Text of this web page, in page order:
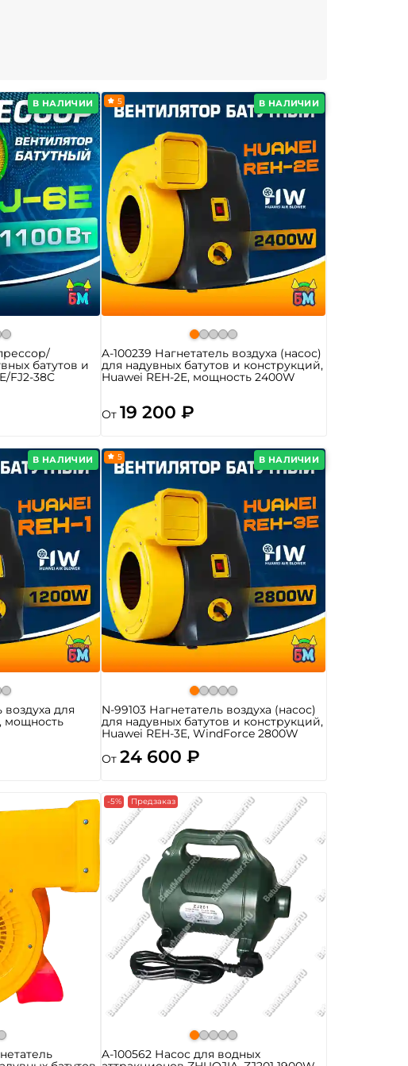
В НАЛИЧИИ
батутов и
FJ2-38C
В НАЛИЧИИ
5
A-100239 Нагнетатель воздуха (насос)
для надувных батутов и конструкций,
Huawei REH-2E, мощность 2400W
От 19 200 ₽
В НАЛИЧИИ
воздуха для
мощность
В НАЛИЧИИ
5
N-99103 Нагнетатель воздуха (насос)
для надувных батутов и конструкций,
Huawei REH-3E, WindForce 2800W
От 24 600 ₽
-5% Предзаказ
A-100562 Насос для водных